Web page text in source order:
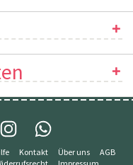
Kontakt Über uns
AGB